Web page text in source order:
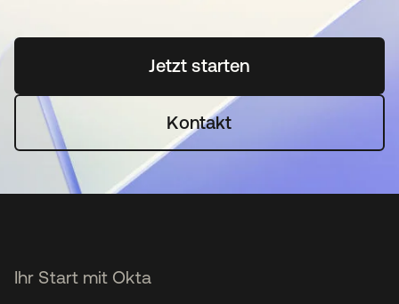
Jetzt startenwird in einer neuen
Kontakt
Ihr Start mit Okta